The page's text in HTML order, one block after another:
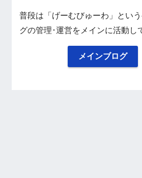
普段は「げーむびゅーわ」とい
グの管理･運営をメインに活動し
メインブログ